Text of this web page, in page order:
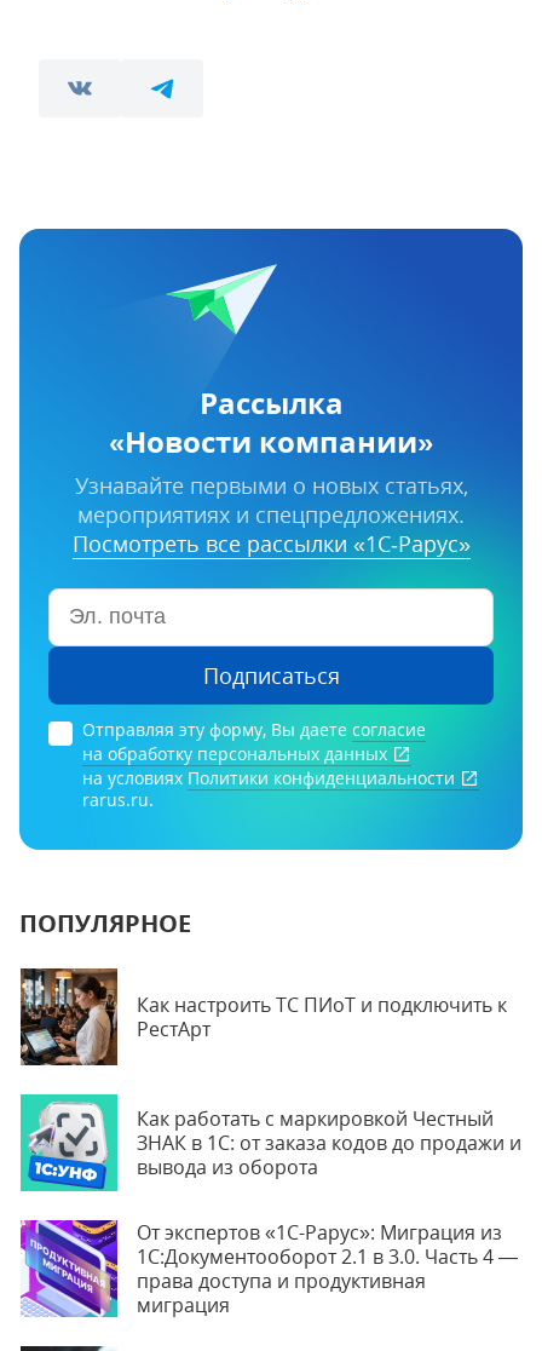
Рассылка
«Новости компании»
Узнавайте первыми о новых статьях,
мероприятиях и спецпредложениях.
Посмотреть все рассылки «1С‑Рарус»
Подписаться
Отправляя эту форму, Вы даете согласие
на обработку персональных данных
на условиях Политики конфиденциальности
rarus.ru.
ПОПУЛЯРНОЕ
Как настроить ТС ПИоТ и подключить к
РестАрт
Как работать с маркировкой Честный
ЗНАК в 1С: от заказа кодов до продажи и
вывода из оборота
От экспертов «1С-Рарус»: Миграция из
1С:Документооборот 2.1 в 3.0. Часть 4 —
права доступа и продуктивная
миграция